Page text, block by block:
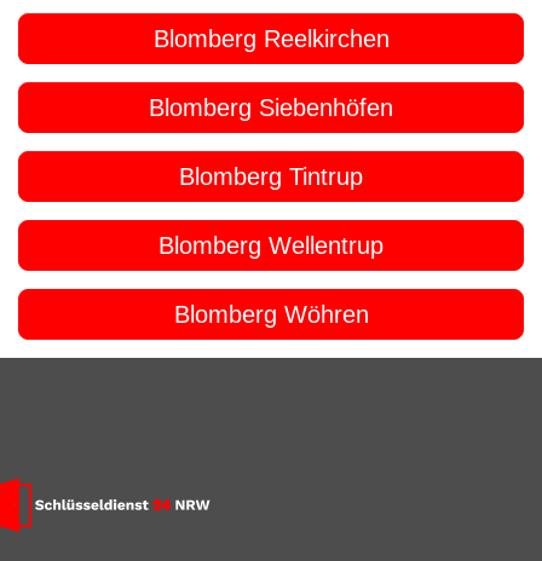
Blomberg Reelkirchen
Blomberg Siebenhöfen
Blomberg Tintrup
Blomberg Wellentrup
Blomberg Wöhren